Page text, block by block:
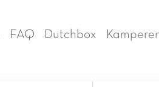
FAQ Dutchbox